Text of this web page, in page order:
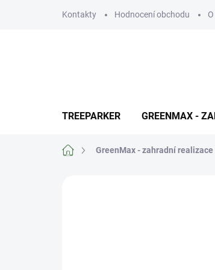
Kontakty Hodnocení obchodu
TREEPARKER GREENMAX -
Domů GreenMax - zahradní realizace